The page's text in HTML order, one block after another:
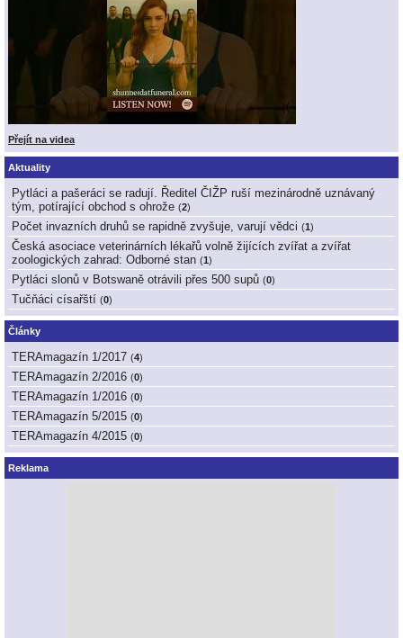
Přejít na videa
Aktuality
Pytláci a pašeráci se radují. Ředitel ČIŽP ruší mezinárodně uznávaný
tým, potírající obchod s ohrože (2)
Počet invazních druhů se rapidně zvyšuje, varují vědci (1 )
Česká asociace veterinárních lékařů volně žijících zvířat a zvířat
zoologických zahrad: Odborné stan (1 )
Pytláci slonů v Botswaně otrávili přes 500 supů (0)
Tučňáci císařští (0)
Články
TERAmagazín 1/2017 (4)
TERAmagazín 2/2016 (0)
TERAmagazín 1/2016 (0)
TERAmagazín 5/2015 (0)
TERAmagazín 4/2015 (0)
Reklama